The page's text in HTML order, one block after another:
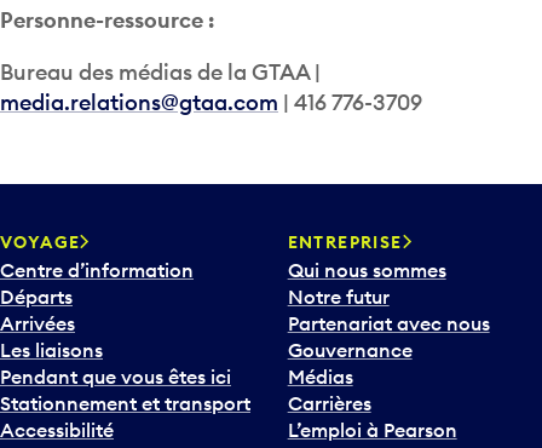
Personne-ressource :
Bureau des médias de la GTAA |
media.relations@gtaa.com | 416 776-3709
VOYAGE
Centre d’information
Départs
Arrivées
Les liaisons
Pendant que vous êtes ici
Stationnement et transport
Accessibilité
ENTREPRISE
Qui nous sommes
Notre futur
Partenariat avec nous
Gouvernance
Médias
Carrières
L’emploi à Pearson